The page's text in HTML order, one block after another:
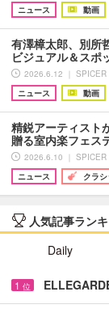
ニュース
動画
有澤樟太郎、別所
ビジュアル＆スポ
2026.6.12 ｜ SPICER
ニュース
動画
精鋭アーティス
贈る室内楽フェス
2026.6.10 ｜ SPICER
ニュース
クラ
人気記事ラン
Daily
1 位